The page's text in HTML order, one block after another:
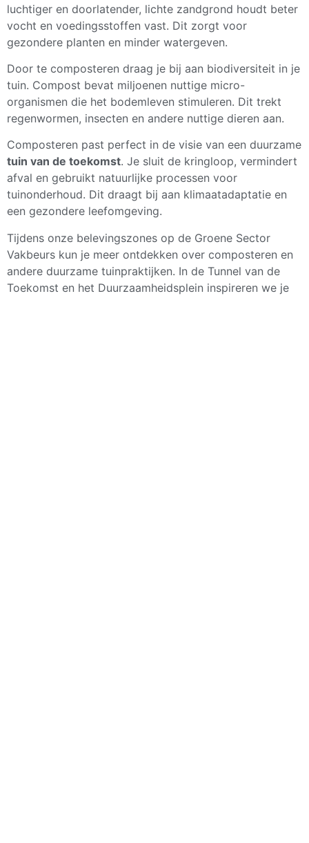
luchtiger en doorlatender, lichte zandgrond houdt beter
vocht en voedingsstoffen vast. Dit zorgt voor
gezondere planten en minder watergeven.
Door te composteren draag je bij aan biodiversiteit in je
tuin. Compost bevat miljoenen nuttige micro-
organismen die het bodemleven stimuleren. Dit trekt
regenwormen, insecten en andere nuttige dieren aan.
Composteren past perfect in de visie van een duurzame
tuin van de toekomst. Je sluit de kringloop, vermindert
afval en gebruikt natuurlijke processen voor
tuinonderhoud. Dit draagt bij aan klimaatadaptatie en
een gezondere leefomgeving.
Tijdens onze belevingszones op de Groene Sector
Vakbeurs kun je meer ontdekken over composteren en
andere duurzame tuinpraktijken. In de Tunnel van de
Toekomst en het Duurzaamheidsplein inspireren we je